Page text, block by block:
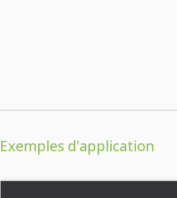
Exemples d'application